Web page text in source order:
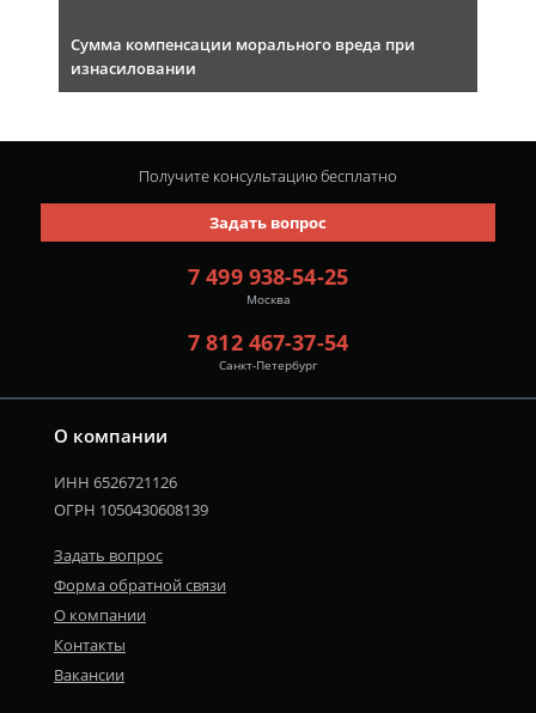
Сумма компенсации морального вреда при
изнасиловании
О компании
ИНН 6526721126
ОГРН 1050430608139
Задать вопрос
Форма обратной связи
О компании
Контакты
Вакансии
7 499 938-54-25
Москва
7 812 467-37-54
Санкт-Петербург
Задать вопрос
Получите консультациюбесплатно